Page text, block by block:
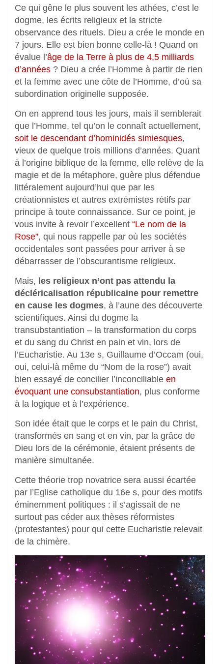
Ce qui gêne le plus souvent les athées, c’est le
dogme, les écrits religieux et la stricte
observance des rituels. Dieu a crée le monde en
7 jours. Elle est bien bonne celle-là ! Quand on
évalue l’âge de la Terre à plus de 4,5 milliards
d’années ? Dieu a crée l’Homme à partir de rien
et la femme avec une côte de l’Homme, d’où sa
subordination originelle supposée.
On en apprend tous les jours, mais il semblerait
que l’Homme, tel qu’on le connaît actuellement,
soit le descendant d’hominidés simiesques,
vieux de quelque trois millions d’années. Quant
à l’origine biblique de la femme, elle relève de la
magie et de la métaphore, guère plus défendue
littéralement aujourd’hui que par les
créationnistes et autres extrémistes rétifs par
principe à toute connaissance. Sur ce point, je
vous invite à revoir l’excellent “Le nom de la
Rose”, qui nous rappelle par où les sociétés
occidentales sont passées pour arriver à se
débarrasser de l’obscurantisme religieux.
Mais, les religieux n’ont pas attendu la
décléricalisation républicaine pour remettre
en cause les dogmes, à l’aune des découverte
scientifiques. Ainsi du dogme la
transubstantiation – la transformation du corps
et du sang du Christ en pain et vin, lors de
l’Eucharistie. Au 13e s, Guillaume d’Occam (oui,
oui, celui-là même du “Nom de la rose”) avait
bien essayé de concilier l’inconciliable en
évoquant une consubstantiation, plus conforme
à la logique et à l’expérience.
Son idée était que le corps et le pain du Christ,
transformés en sang et en vin, par la grâce de
Dieu lors de la cérémonie, étaient présents de
manière simultanée.
Cette théorie trop novatrice sera aussi écartée
par l’Eglise catholique du 16e s, pour des motifs
éminemment politiques : il s’agissait de ne
surtout pas céder aux thèses réformistes
(protestantes) pour qui cette Eucharistie relevait
de la chimère.